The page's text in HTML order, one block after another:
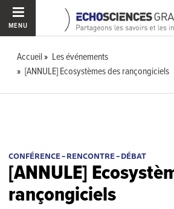
MENU
Accueil
Les événements
[ANNULE] Ecosystèmes des rançongiciels
CONFÉRENCE – RENCONTRE – DÉBAT
[ANNULE]
rançongiciels